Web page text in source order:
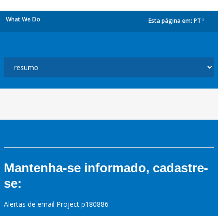
What We Do Esta página em: PT
Mantenha-se informado, cadastre-
se:
Alertas de email Project p180886